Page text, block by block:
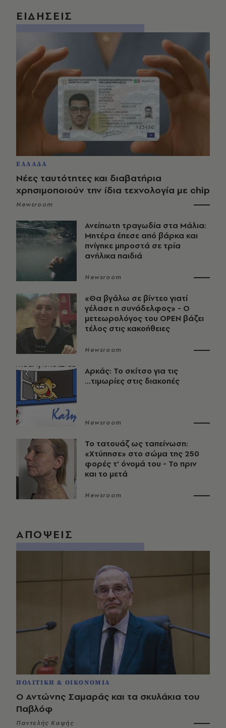
ΕΙΔΗΣΕΙΣ
ΕΛΛΑΔΑ
Νέες ταυτότητες και διαβατήρια
χρησιμοποιούν την ίδια τεχνολογία με chip
Newsroom
Ανείπωτη τραγωδία στα Μάλια:
Μητέρα έπεσε από βάρκα και
πνίγηκε μπροστά σε τρία
ανήλικα παιδιά
Newsroom
«Θα βγάλω σε βίντεο γιατί
γέλασε η συνάδελφος» - Ο
μετεωρολόγος του OPEN βάζει
τέλος στις κακοήθειες
Newsroom
Αρκάς: Το σκίτσο για τις
...τιμωρίες στις διακοπές
Newsroom
Το τατουάζ ως ταπείνωση:
«Χτύπησε» στο σώμα της 250
φορές τ’ όνομά του - Το πριν
και το μετά
Newsroom
ΑΠΟΨΕΙΣ
ΠΟΛΙΤΙΚΗ & ΟΙΚΟΝΟΜΙΑ
Ο Αντώνης Σαμαράς και τα σκυλάκια του
Παβλόφ
Παντελής Καψής